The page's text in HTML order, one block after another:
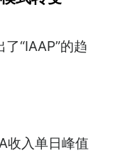
“IAAP”的趋
收入单日峰值